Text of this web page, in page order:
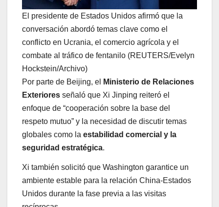
El presidente de Estados Unidos afirmó que la
conversación abordó temas clave como el
conflicto en Ucrania, el comercio agrícola y el
combate al tráfico de fentanilo (REUTERS/Evelyn
Hockstein/Archivo)
Por parte de Beijing, el
Ministerio de Relaciones
Exteriores señaló que Xi Jinping reiteró el
enfoque de “cooperación sobre la base del
respeto mutuo” y la necesidad de discutir temas
globales como la estabilidad comercial y la
seguridad estratégica.
Xi también solicitó que Washington garantice un
ambiente estable para la relación China-Estados
Unidos durante la fase previa a las visitas